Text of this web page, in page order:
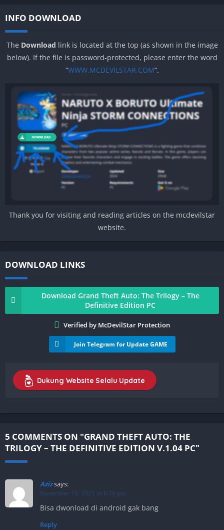
INFO DOWNLOAD
The Download link is located at the top (as shown in the image
below). If the file is password-protected, please enter the word
“WWW.MCDEVILSTAR.COM“.
Thank you for visiting and reading articles on the mcdevilstar
website.
DOWNLOAD LINKS
Download Grand Theft Auto: The Trilogy – The
Definitive Edition PC
Verified by McDevilStar Protection
Join Telegram for Update GAME
Dukung Website Selalu Update
5 COMMENTS ON "GRAND THEFT AUTO: THE
TRILOGY – THE DEFINITIVE EDITION V.1.04 PC"
Azizsays:
November 18, 2021 at 6:16 pm
Bisa dwonload di android gak bang
Reply